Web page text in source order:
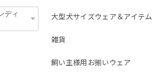
大型犬サイズウェア＆アイテム
雑貨
飼い主様用お揃いウェア